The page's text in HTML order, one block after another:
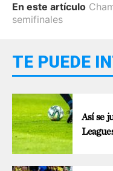
En este artículo
semifinales
TE PUEDE
Así se